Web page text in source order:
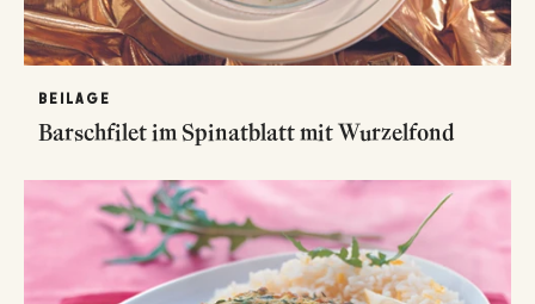
BEILAGE
Barschfilet im Spinatblatt mit Wurzelfond